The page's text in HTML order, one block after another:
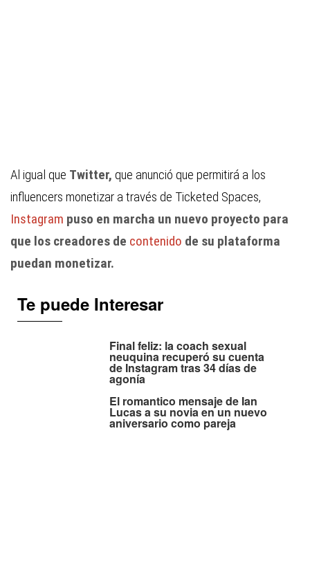
Al igual que Twitter, que anunció que permitirá a los
influencers monetizar a través de Ticketed Spaces,
Instagram puso en marcha un nuevo proyecto para
que los creadores de contenido de su plataforma
puedan monetizar.
Te puede Interesar
Final feliz: la coach sexual
neuquina recuperó su cuenta
de Instagram tras 34 días de
agonía
El romantico mensaje de Ian
Lucas a su novia en un nuevo
aniversario como pareja